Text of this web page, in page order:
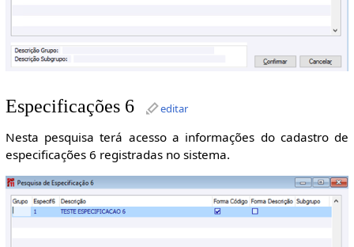
Especificações 6 editar
Nesta pesquisa terá acesso a informações do cadastro de
especificações 6 registradas no sistema.